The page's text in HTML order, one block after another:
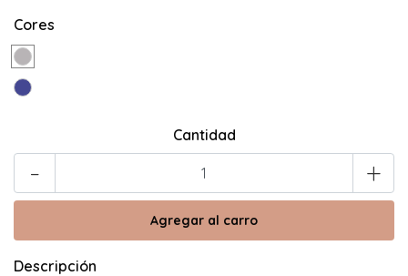
Cores
Cantidad
- +
Descripción